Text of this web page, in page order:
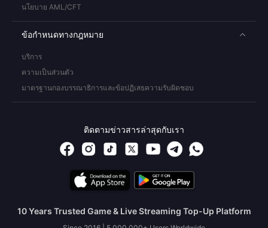
นโยบาย AML/CFT
ข้อกำหนดทางกฎหมาย
บริการ
ความเป็นส่วนตัว
มาตรฐานกองบรรณาธิการและข้อปฏิเสธความรับผิดชอบ
ติดตามข่าวสารล่าสุดกับเรา
10 Years Trusted Game & Live Streaming Top-Up Platform